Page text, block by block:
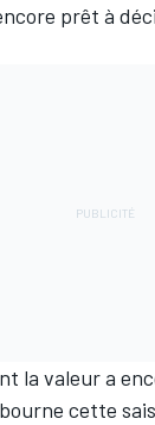
prêt à
la valeur a
cette